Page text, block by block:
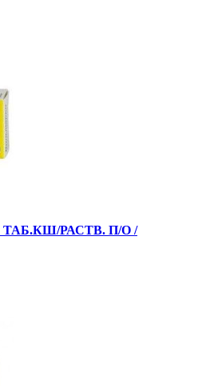
ТАБ.КШ/РАСТВ. П/О /